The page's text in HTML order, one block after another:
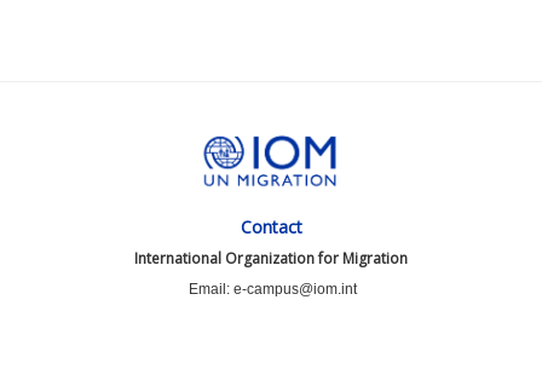
Contact
International Organization for Migration
Email: e-campus@iom.int